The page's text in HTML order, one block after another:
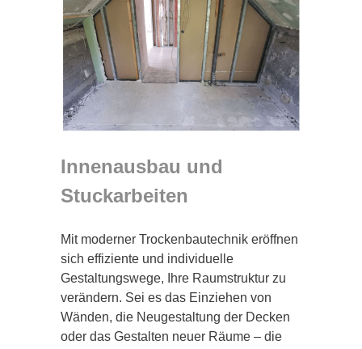
Innenausbau und
Stuckarbeiten
Mit moderner Trockenbautechnik eröffnen
sich effiziente und individuelle
Gestaltungswege, Ihre Raumstruktur zu
verändern. Sei es das Einziehen von
Wänden, die Neugestaltung der Decken
oder das Gestalten neuer Räume – die